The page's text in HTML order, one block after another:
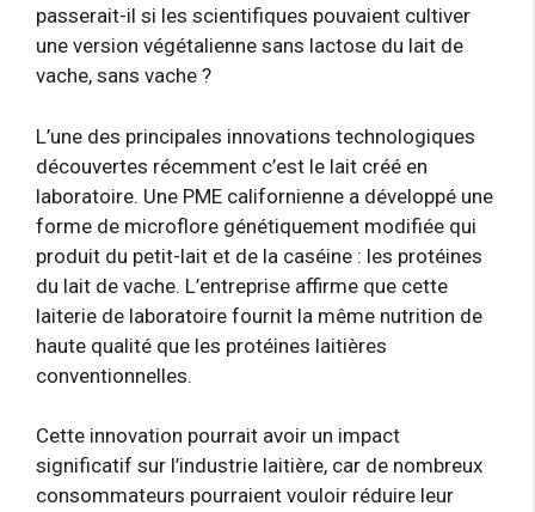
passerait-il si les scientifiques pouvaient cultiver
une version végétalienne sans lactose du lait de
vache, sans vache ?
L’une des principales innovations technologiques
découvertes récemment c’est le lait créé en
laboratoire. Une PME californienne a développé une
forme de microflore génétiquement modifiée qui
produit du petit-lait et de la caséine : les protéines
du lait de vache. L’entreprise affirme que cette
laiterie de laboratoire fournit la même nutrition de
haute qualité que les protéines laitières
conventionnelles.
Cette innovation pourrait avoir un impact
significatif sur l’industrie laitière, car de nombreux
consommateurs pourraient vouloir réduire leur